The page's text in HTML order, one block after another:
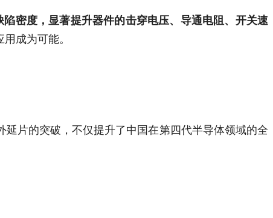
密度，显著提升器件的击穿电压、导通电阻、开关速
成为可能。
延片的突破，不仅提升了中国在第四代半导体领域的全